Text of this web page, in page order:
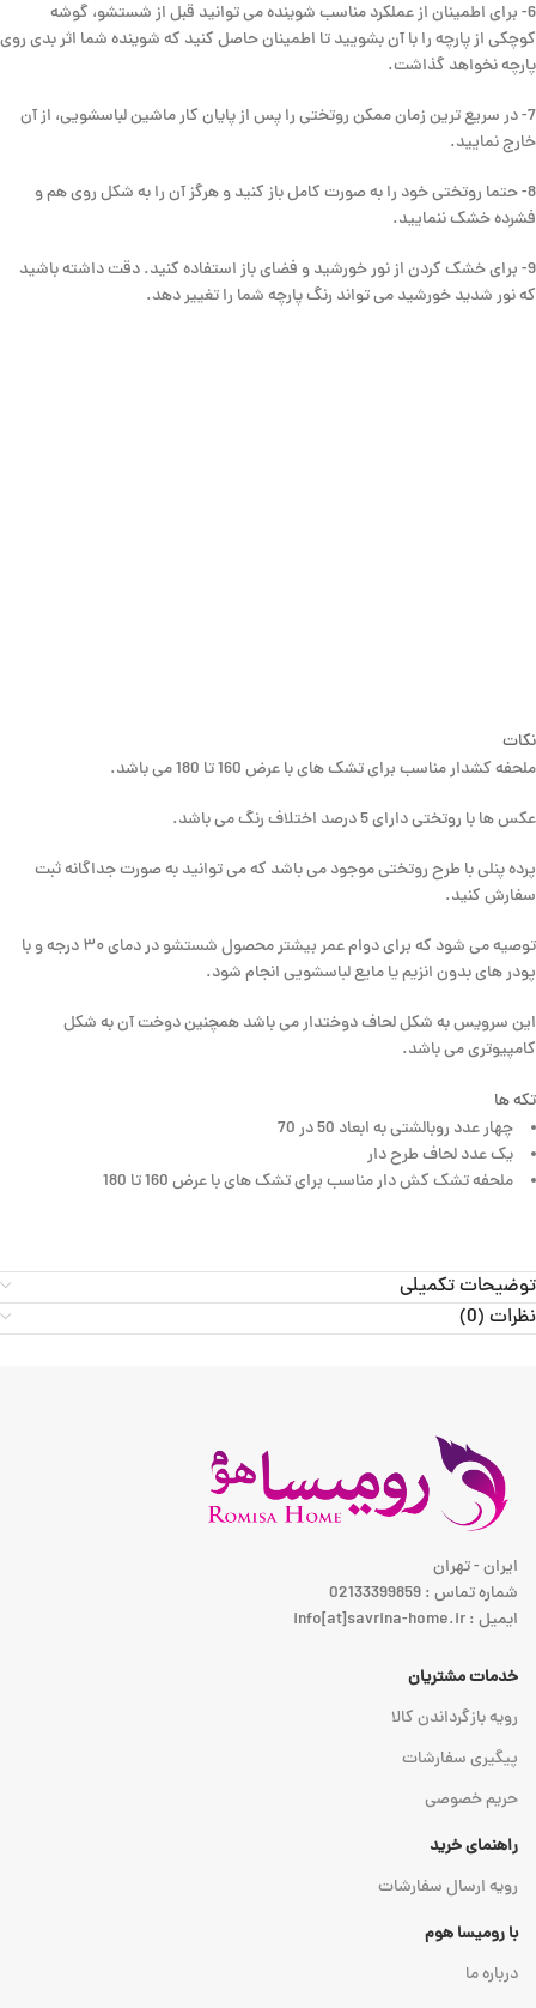
6- برای اطمینان از عملکرد مناسب شوینده می توانید قبل از شستشو، گوشه
کوچکی از پارچه را با آن بشویید تا اطمینان حاصل کنید که شوینده شما اثر بدی روی
پارچه نخواهد گذاشت.
7- در سریع ترین زمان ممکن روتختی را پس از پایان کار ماشین لباسشویی، از آن
خارج نمایید.
8- حتما روتختی خود را به صورت کامل باز کنید و هرگز آن را به شکل روی هم و
فشرده خشک ننمایید.
9- برای خشک کردن از نور خورشید و فضای باز استفاده کنید. دقت داشته باشید
که نور شدید خورشید می تواند رنگ پارچه شما را تغییر دهد.
نکات
ملحفه کشدار مناسب برای تشک های با عرض 160 تا 180 می باشد.
عکس ها با روتختی دارای 5 درصد اختلاف رنگ می باشد.
پرده پنلی با طرح روتختی موجود می باشد که می توانید به صورت جداگانه ثبت
سفارش کنید.
توصیه می شود که برای دوام عمر بیشتر محصول شستشو در دمای ۳۰ درجه و با
پودر های بدون انزیم یا مایع لباسشویی انجام شود.
این سرویس به شکل لحاف دوختدار می باشد همچنین دوخت آن به شکل
کامپیوتری می باشد.
تکه ها
چهار عدد روبالشتی به ابعاد 50 در 70
یک عدد لحاف طرح دار
ملحفه تشک کش دار مناسب برای تشک های با عرض 160 تا 180
توضیحات تکمیلی
نظرات (0)
ایران - تهران
شماره تماس : 02133399859
ایمیل : info[at]savrina-home.ir
خدمات مشتریان
رویه بازگرداندن کالا
پیگیری سفارشات
حریم خصوصی
راهنمای خرید
رویه ارسال سفارشات
با رومیسا هوم
درباره ما